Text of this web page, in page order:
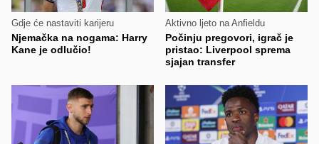
Gdje će nastaviti karijeru
Njemačka na nogama: Harry
Kane je odlučio!
Aktivno ljeto na Anfieldu
Počinju pregovori, igrač je
pristao: Liverpool sprema
sjajan transfer